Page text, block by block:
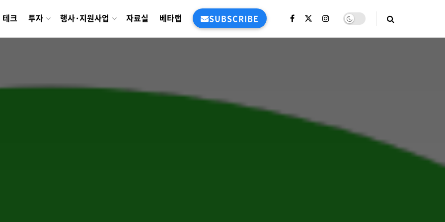
테크 투자 행사·지원사업 자료실 베타랩 SUBSCRIBE